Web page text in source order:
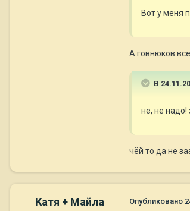
Вот у меня
А говнюков
В
не, не надо!
чёй то да не
Катя + Майла Опубликовано